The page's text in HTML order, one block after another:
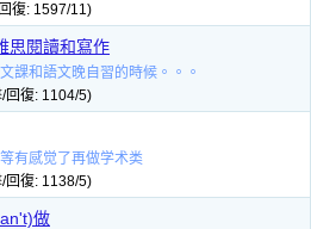
復: 1597/11)
思閱讀和寫作
課和語文晚自習的時候。。。
回復: 1104/5)
有感觉了再做学术类
回復: 1138/5)
做